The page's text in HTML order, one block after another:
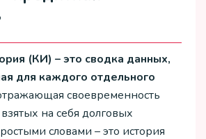
(КИ) – это сводка данных,
для каждого отдельного
своевременность
на себя долговых
словами – это история